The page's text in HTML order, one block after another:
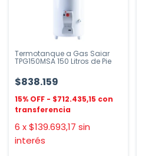
Termotanque a Gas Saiar
TPG150MSA 150 Litros de Pie
$838.159
$712.435,15
6 x$139.693,17 sin
interés